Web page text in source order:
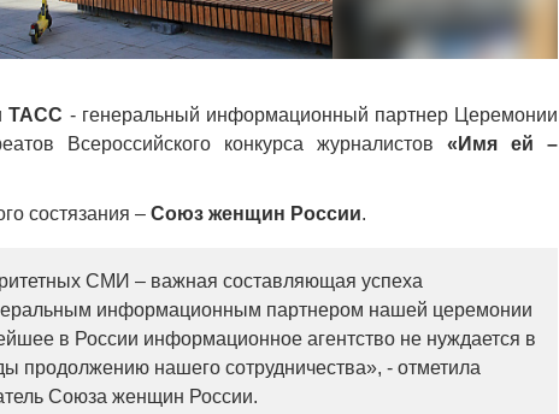
ТАСС - генеральный информационный партнер Церемонии
Всероссийского конкурса журналистов «Имя ей –
состязания – Союз женщин России.
СМИ – важная составляющая успеха
информационным партнером нашей церемонии
в России информационное агентство не нуждается в
продолжению нашего сотрудничества», - отметила
Союза женщин России.